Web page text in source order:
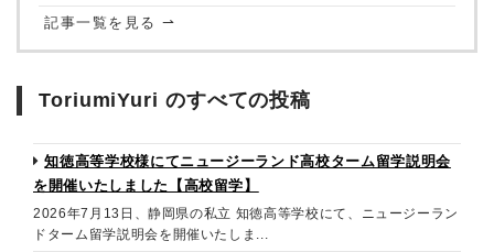
記事一覧を見る ⇀
ToriumiYuri のすべての投稿
知徳高等学校様にてニュージーランド高校ターム留学説明会
を開催いたしました【高校留学】
2026年7月13日、静岡県の私立 知徳高等学校にて、ニュージーラン
ドターム留学説明会を開催いたしま...